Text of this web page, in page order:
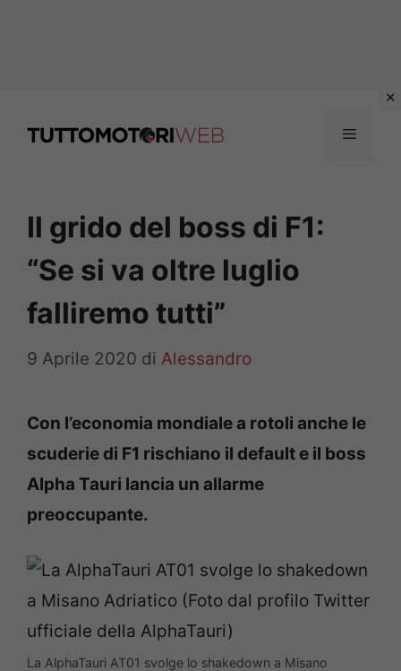
Menu
Il grido del boss di F1:
“Se si va oltre luglio
falliremo tutti”
9 Aprile 2020 di Alessandro
Con l’economia mondiale a rotoli anche le
scuderie di F1 rischiano il default e il boss
Alpha Tauri lancia un allarme
preoccupante.
La AlphaTauri AT01 svolge lo shakedown a Misano